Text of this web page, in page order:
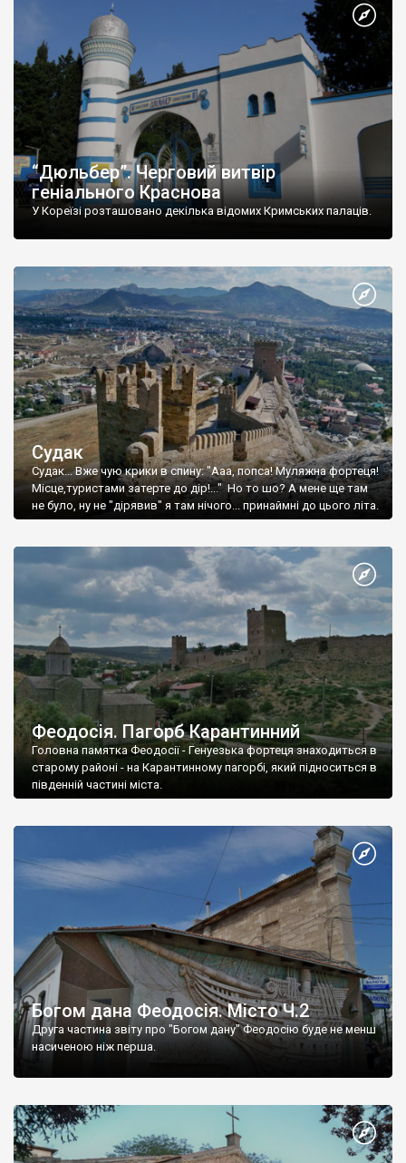
“Дюльбер”. Черговий витвір
геніального Краснова
У Кореїзі розташовано декілька відомих Кримських палаців.
Судак
Судак... Вже чую крики в спину: "Ааа, попса! Муляжна фортеця!
Місце,туристами затерте до дір!..." Но то шо? А мене ще там
не було, ну не "дірявив" я там нічого... принаймні до цього літа.
Феодосія. Пагорб Карантинний
Головна памятка Феодосії - Генуезька фортеця знаходиться в
старому районі - на Карантинному пагорбі, який підноситься в
південній частині міста.
Богом дана Феодосія. Місто Ч.2
Друга частина звіту про "Богом дану" Феодосію буде не менш
насиченою ніж перша.